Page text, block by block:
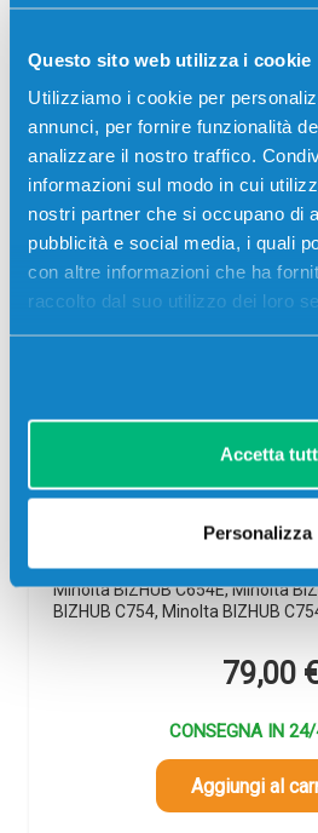
Questo sito web utilizza i cookie
Utilizziamo i cookie per
annunci, per fornire funzionalità
analizzare il nostro traffico.
informazioni sul modo in cui
nostri partner che si occupano di
pubblicità e social media, i quali
con altre informazioni che ha
raccolto dal suo utilizzo dei loro
Accetta
Personalizza
visualizzare
TN711 GIALLO
Toner compatibile Minolta
31000 pagine per Stampanti:
Minolta BIZHUB C654E, Minolta
BIZHUB C754, Minolta BIZHUB
79,00
CONSEGNA IN 24/
Aggiungi al